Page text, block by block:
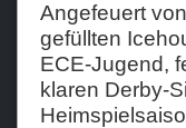
2023-2024
2022-2023
2021-2022
2020-2021
Angefeuert
gefüllten
ECE-Jugend,
klaren Derby-